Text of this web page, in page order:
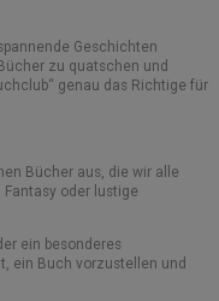
Geschichten
zu quatschen und
genau das Richtige für
Bücher aus, die wir alle
Fantasy oder lustige
ein besonderes
ein Buch vorzustellen und